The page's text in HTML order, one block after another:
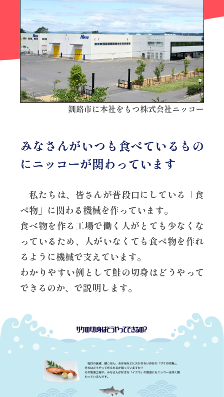
釧路市に本社をもつ株式会社ニッコー
みなさんがいつも食べているもの
にニッコーが関わっています
私たちは、皆さんが普段口にしている「食
べ物」に関わる機械を作っています。
食べ物を作る工場で働く人がとても少なくな
っているため、人がいなくても食べ物を作れ
るように機械で支えています。
わかりやすい例として鮭の切身はどうやって
できるのか、で説明します。